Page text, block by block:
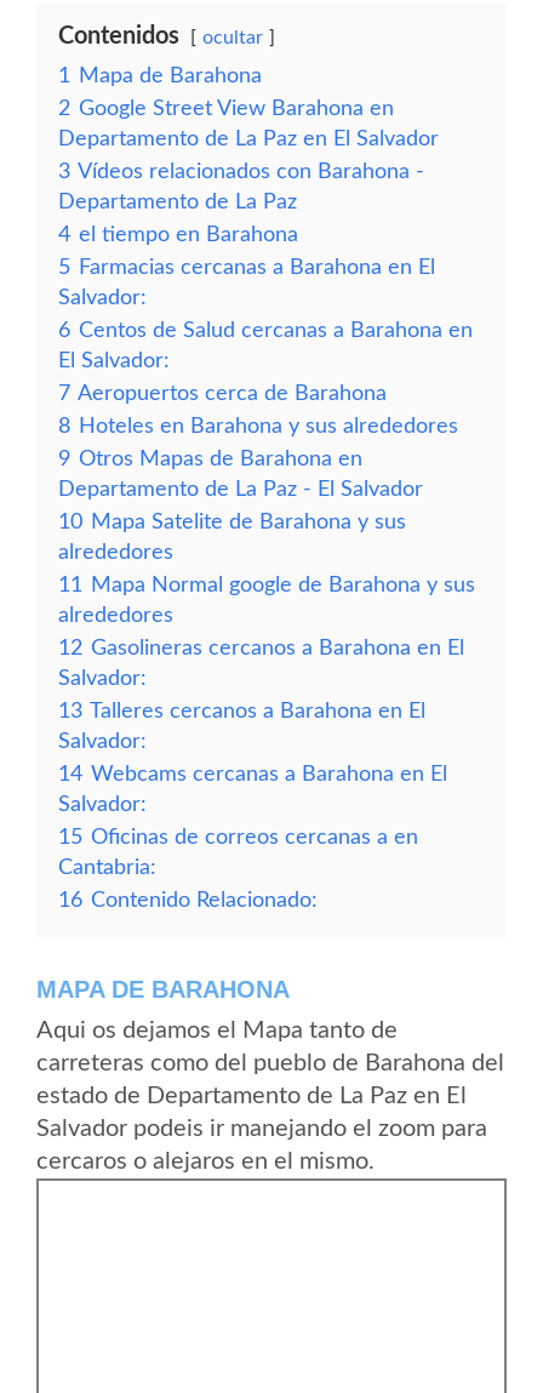
Contenidos ocultar
1
Mapa de Barahona
2 Google Street View Barahona en
Departamento de La Paz en El Salvador
3 Vídeos relacionados con Barahona -
Departamento de La Paz
4 el tiempo en Barahona
5 Farmacias cercanas a Barahona en El
Salvador:
6 Centos de Salud cercanas a Barahona en
El Salvador:
7 Aeropuertos cerca de Barahona
8 Hoteles en Barahona y sus alrededores
9 Otros Mapas de Barahona en
Departamento de La Paz - El Salvador
10 Mapa Satelite de Barahona y sus
alrededores
11
Mapa Normal google de Barahona y sus
alrededores
12 Gasolineras cercanos a Barahona en El
Salvador:
13 Talleres cercanos a Barahona en El
Salvador:
14 Webcams cercanas a Barahona en El
Salvador:
15 Oficinas de correos cercanas a en
Cantabria:
16 Contenido Relacionado:
MAPA DE BARAHONA
Aqui os dejamos el Mapa tanto de
carreteras como del pueblo de Barahona del
estado de Departamento de La Paz en El
Salvador podeis ir manejando el zoom para
cercaros o alejaros en el mismo.